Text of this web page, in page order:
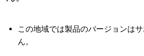
この地域では製品のバージョンは
ん。